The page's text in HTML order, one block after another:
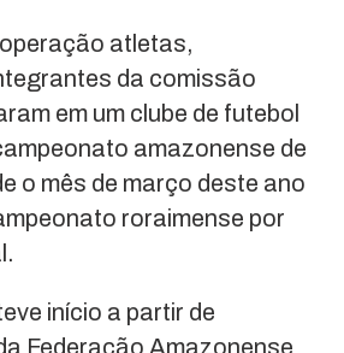
atletas,
da comissão
em um clube de futebol
amazonense de
o mês de março deste ano
roraimense por
início a partir de
Federação Amazonense